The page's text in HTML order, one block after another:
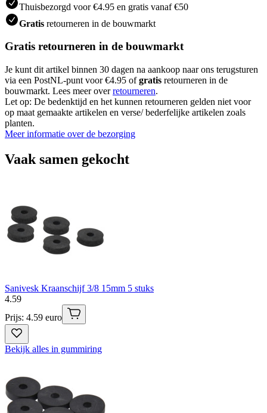
Thuisbezorgd voor €4.95 en gratis vanaf €50
Gratis retourneren in de bouwmarkt
Gratis retourneren in de bouwmarkt
Je kunt dit artikel binnen 30 dagen na aankoop naar ons terugsturen
via een PostNL-punt voor €4.95 ofgratis retourneren in de
bouwmarkt. Lees meer overretourneren.
Let op: De bedenktijd en het kunnen retourneren gelden niet voor
op maat gemaakte artikelen en verse/ bederfelijke artikelen zoals
planten.
Meer informatie over de bezorging
Vaak samen gekocht
Sanivesk Kraanschijf 3/8 15mm 5 stuks
4.59
Prijs: 4.59 euro
Bekijk alles in gummiring